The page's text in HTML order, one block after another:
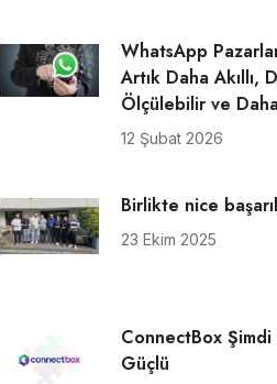
WhatsApp
Artık Daha Akıllı,
Ölçülebilir ve
12 Şubat 2026
Birlikte nice
23 Ekim 2025
ConnectBox Şimdi
Güçlü